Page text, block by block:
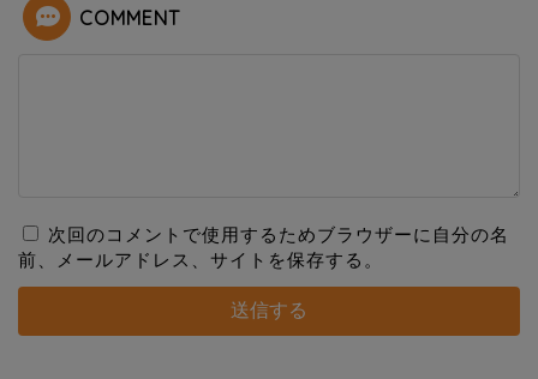
COMMENT
次回のコメントで使用するためブラウザーに自分の名
前、メールアドレス、サイトを保存する。